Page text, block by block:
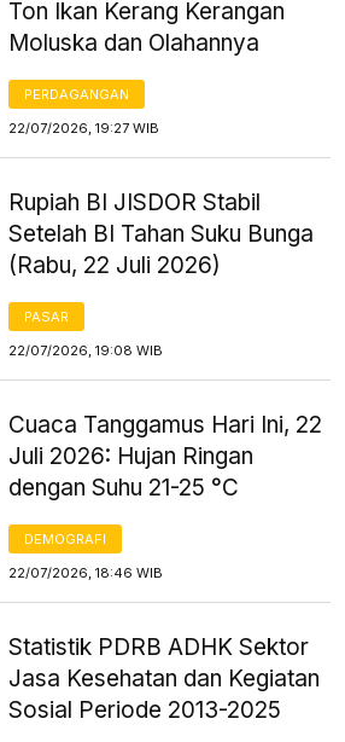
Ton Ikan Kerang Kerangan
Moluska dan Olahannya
PERDAGANGAN
22/07/2026, 19:27 WIB
Rupiah BI JISDOR Stabil
Setelah BI Tahan Suku Bunga
(Rabu, 22 Juli 2026)
PASAR
22/07/2026, 19:08 WIB
Cuaca Tanggamus Hari Ini, 22
Juli 2026: Hujan Ringan
dengan Suhu 21-25 °C
DEMOGRAFI
22/07/2026, 18:46 WIB
Statistik PDRB ADHK Sektor
Jasa Kesehatan dan Kegiatan
Sosial Periode 2013-2025